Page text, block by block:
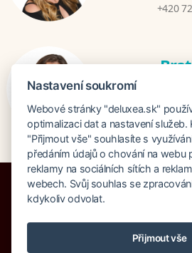
+420
+421
Poistenie proti úpadku 1
Nastavení soukromí
Webové stránky "deluxea.sk"
optimalizaci dat a nastavení služeb.
"Přijmout vše" souhlasíte s
předáním údajů o chování na webu
reklamy na sociálních sítích a
webech. Svůj souhlas se
kdykoliv odvolat.
Přijmout vše